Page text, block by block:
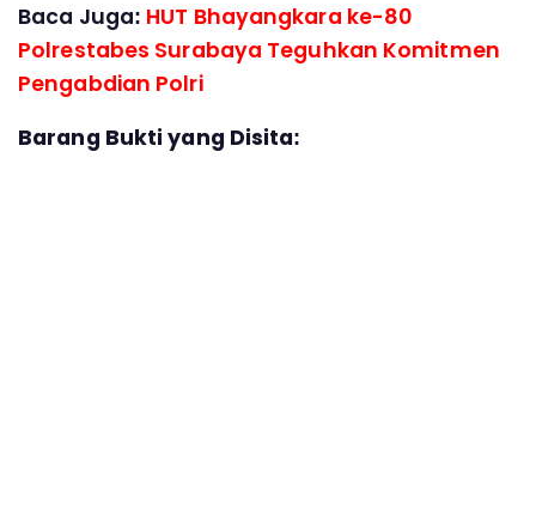
Baca Juga: HUT Bhayangkara ke-80
Polrestabes Surabaya Teguhkan Komitmen
Pengabdian Polri
Barang Bukti yang Disita: